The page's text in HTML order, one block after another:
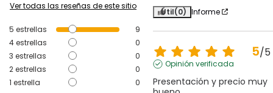
Ver todas las reseñas de este sitio
5 estrellas
9
4estrellas
0
3 estrellas
0
2estrellas
0
1 estrella 0
Útil(0) Informe
5/5
Opinión verificada
Presentación y precio muy